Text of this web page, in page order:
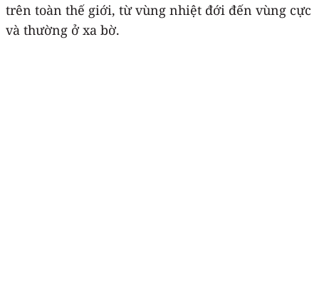
trên toàn thế giới, từ vùng nhiệt đới đến vùng cực
và thường ở xa bờ.